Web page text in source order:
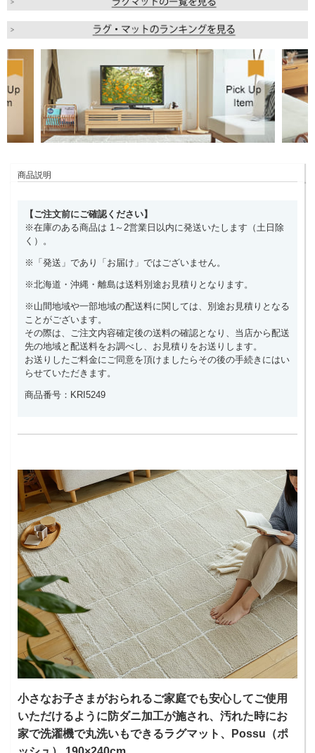
商品説明
【ご注文前にご確認ください】
※在庫のある商品は 1～2営業日以内に発送いたします（土日除
く）。
※「発送」であり「お届け」ではございません。
※北海道・沖縄・離島は送料別途お見積りとなります。
※山間地域や一部地域の配送料に関しては、別途お見積りとなる
ことがございます。
その際は、ご注文内容確定後の送料の確認となり、当店から配送
先の地域と配送料をお調べし、お見積りをお送りします。
お送りしたご料金にご同意を頂けましたらその後の手続きにはい
らせていただきます。
商品番号：KRI5249
小さなお子さまがおられるご家庭でも安心してご使用
いただけるように防ダニ加工が施され、汚れた時にお
家で洗濯機で丸洗いもできるラグマット、Possu（ポ